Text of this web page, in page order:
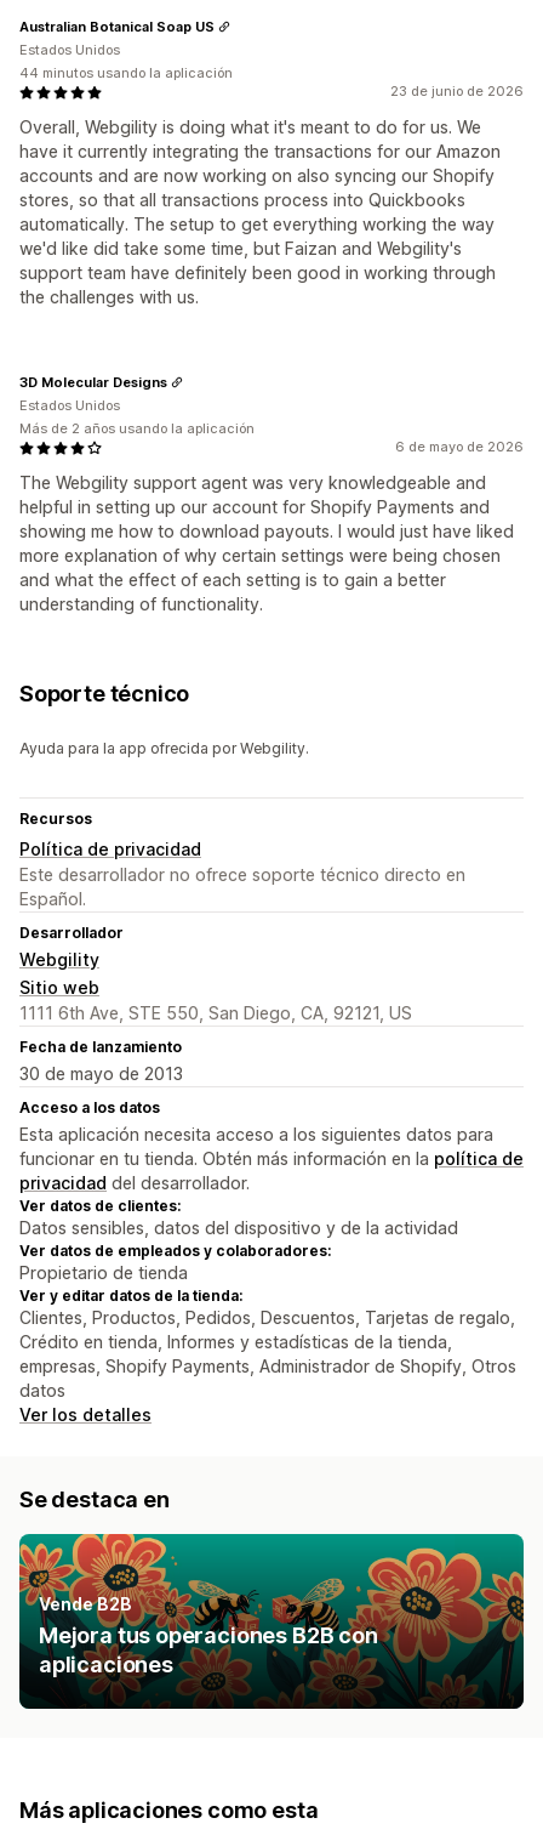
23 de junio de 2026
Overall, Webgility is doing what it's meant to do for us. We
have it currently integrating the transactions for our Amazon
accounts and are now working on also syncing our Shopify
stores, so that all transactions process into Quickbooks
automatically. The setup to get everything working the way
we'd like did take some time, but Faizan and Webgility's
support team have definitely been good in working through
the challenges with us.
Australian Botanical Soap US
Estados Unidos
44 minutos usando la aplicación
6 de mayo de 2026
The Webgility support agent was very knowledgeable and
helpful in setting up our account for Shopify Payments and
showing me how to download payouts. I would just have liked
more explanation of why certain settings were being chosen
and what the effect of each setting is to gain a better
understanding of functionality.
3D Molecular Designs
Estados Unidos
Más de 2 años usando la aplicación
Soporte técnico
Ayuda para la app ofrecida por Webgility.
Recursos
Política de privacidad
Este desarrollador no ofrece soporte técnico directo en
Español.
Desarrollador
Webgility
Sitio web
1111 6th Ave, STE 550, San Diego, CA, 92121, US
Fecha de lanzamiento
30 de mayo de 2013
Acceso a los datos
Esta aplicación necesita acceso a los siguientes datos para
funcionar en tu tienda. Obtén más información en la política de
privacidad del desarrollador.
Ver datos de clientes:
Datos sensibles, datos del dispositivo y de la actividad
Ver datos de empleados y colaboradores:
Propietario de tienda
Ver y editar datos de la tienda:
Clientes, Productos, Pedidos, Descuentos, Tarjetas de regalo,
Crédito en tienda, Informes y estadísticas de la tienda,
empresas, Shopify Payments, Administrador de Shopify, Otros
datos
Ver los detalles
Se destaca en
Vende B2B
Mejora tus operaciones B2B con
aplicaciones
Más aplicaciones como esta